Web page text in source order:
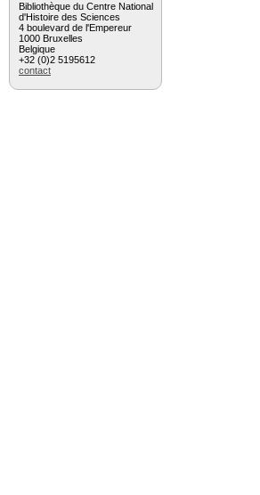
Bibliothèque du Centre National
d'Histoire des Sciences
4 boulevard de l'Empereur
1000 Bruxelles
Belgique
+32 (0)2 5195612
contact